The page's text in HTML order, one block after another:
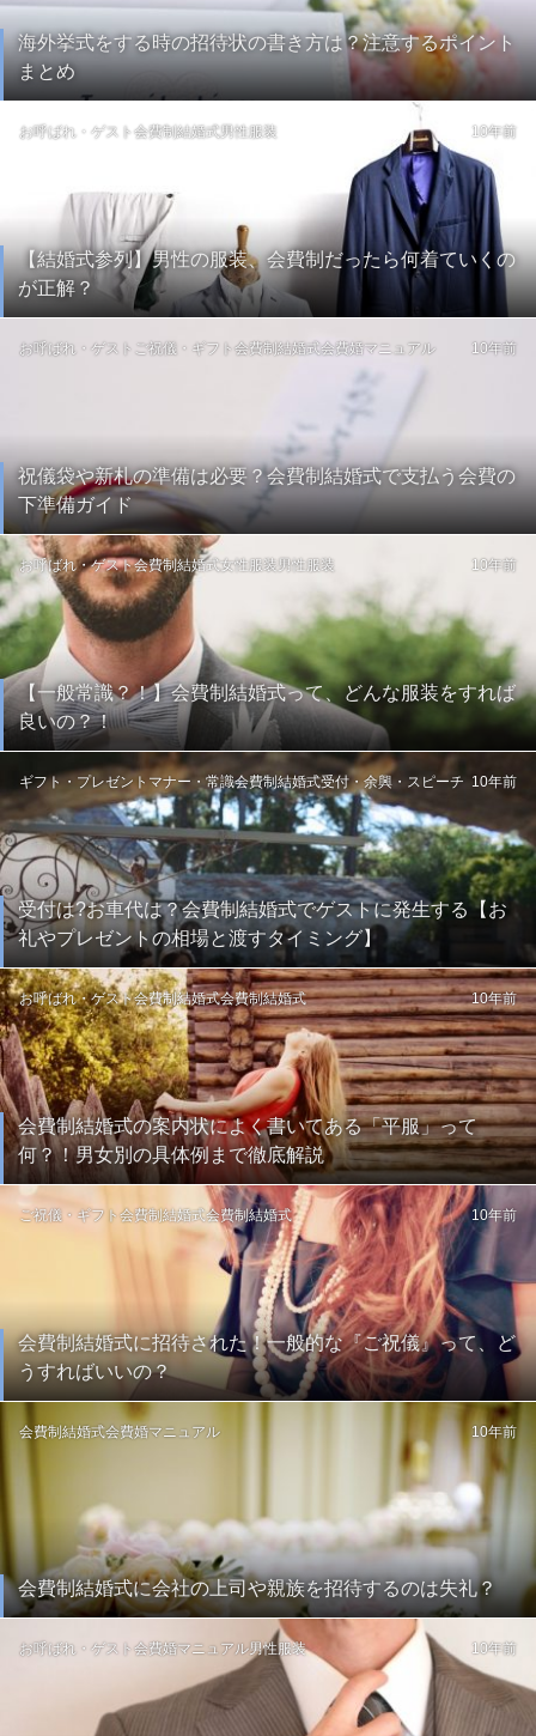
海外挙式をする時の招待状の書き方は？注意するポイント
まとめ
【結婚式参列】男性の服装、会費制だったら何着ていくの
が正解？
お呼ばれ・ゲスト 会費制結婚式男性服装 10年前
祝儀袋や新札の準備は必要？会費制結婚式で支払う会費の
下準備ガイド
お呼ばれ・ゲスト ご祝儀・ギフト 会費制結婚式会費婚マニュアル 10年前
【一般常識？！】会費制結婚式って、どんな服装をすれば
良いの？！
お呼ばれ・ゲスト会費制結婚式女性服装 男性服装 10年前
受付は?お車代は？会費制結婚式でゲストに発生する【お
礼やプレゼントの相場と渡すタイミング】
ギフト・プレゼント マナー・常識会費制結婚式受付・余興・スピーチ 10年前
会費制結婚式の案内状によく書いてある「平服」って
何？！男女別の具体例まで徹底解説
お呼ばれ・ゲスト会費制結婚式会費制結婚式 10年前
会費制結婚式に招待された！一般的な『ご祝儀』って、ど
うすればいいの？
ご祝儀・ギフト 会費制結婚式会費制結婚式 10年前
会費制結婚式に会社の上司や親族を招待するのは失礼？
会費制結婚式会費婚マニュアル 10年前
お呼ばれ・ゲスト 会費婚マニュアル男性服装 10年前